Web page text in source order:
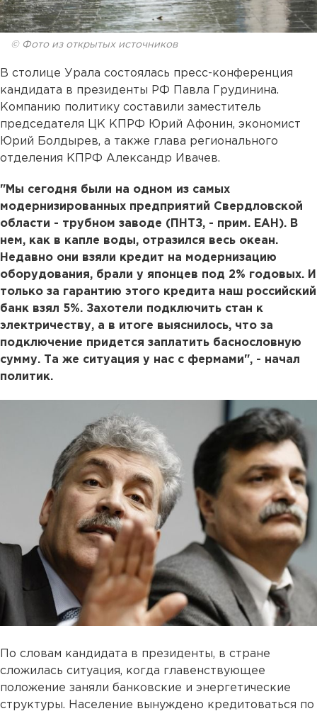
© Фото из открытых источников
В столице Урала состоялась пресс-конференция
кандидата в президенты РФ Павла Грудинина.
Компанию политику составили заместитель
председателя ЦК КПРФ Юрий Афонин, экономист
Юрий Болдырев, а также глава регионального
отделения КПРФ Александр Ивачев.
"Мы сегодня были на одном из самых
модернизированных предприятий Свердловской
области - трубном заводе (ПНТЗ, - прим. ЕАН). В
нем, как в капле воды, отразился весь океан.
Недавно они взяли кредит на модернизацию
оборудования, брали у японцев под 2% годовых. И
только за гарантию этого кредита наш российский
банк взял 5%. Захотели подключить стан к
электричеству, а в итоге выяснилось, что за
подключение придется заплатить баснословную
сумму. Та же ситуация у нас с фермами", - начал
политик.
По словам кандидата в президенты, в стране
сложилась ситуация, когда главенствующее
положение заняли банковские и энергетические
структуры. Население вынуждено кредитоваться по